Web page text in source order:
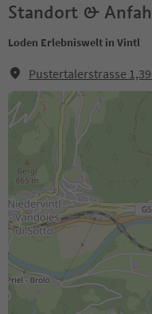
Standort &
Loden Erlebniswelt in Vintl
Pustertalerstrasse